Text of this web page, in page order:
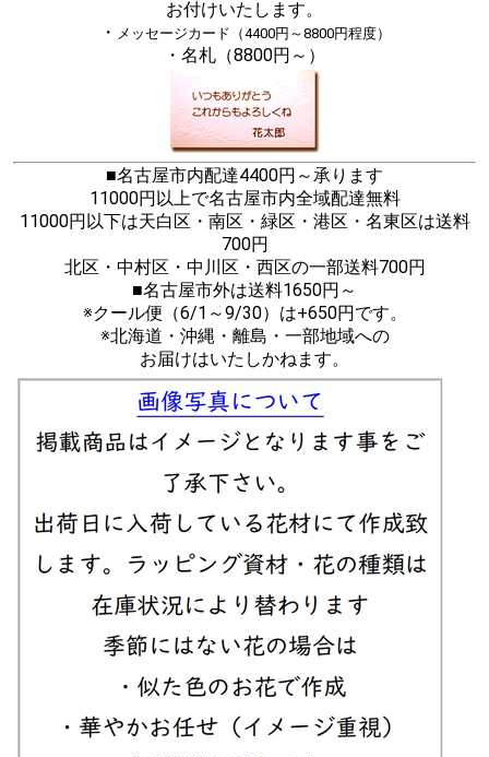
お付けいたします。
・ メッセージカード（4400円～8800円程度）
・名札（8800円～）
■名古屋市内配達4400円～承ります
11000円以上で名古屋市内全域配達無料
11000円以下は天白区・南区・緑区・港区・名東区は送料
700円
北区・中村区・中川区・西区の一部送料700円
■名古屋市外は送料1650円～
※クール便（6/1～9/30）は+650円です。
※北海道・沖縄・離島・一部地域への
お届けはいたしかねます。